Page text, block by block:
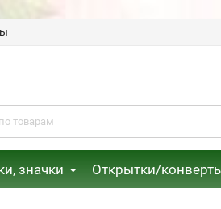
значки Открытки/